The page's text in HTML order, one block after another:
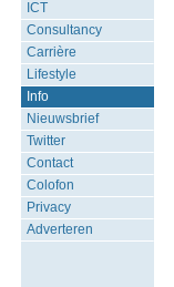
ICT
Consultancy
Carrière
Lifestyle
Info
Nieuwsbrief
Twitter
Contact
Colofon
Privacy
Adverteren